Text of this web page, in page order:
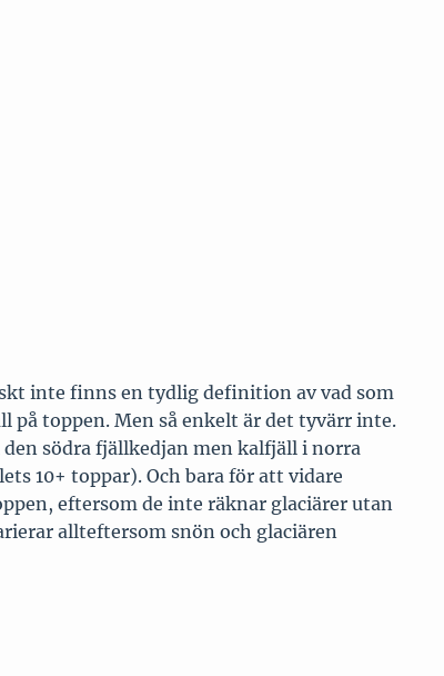
inte finns en tydlig definition av vad som
på toppen. Men så enkelt är det tyvärr inte.
södra fjällkedjan men kalfjäll i norra
10+ toppar). Och bara för att vidare
eftersom de inte räknar glaciärer utan
allteftersom snön och glaciären